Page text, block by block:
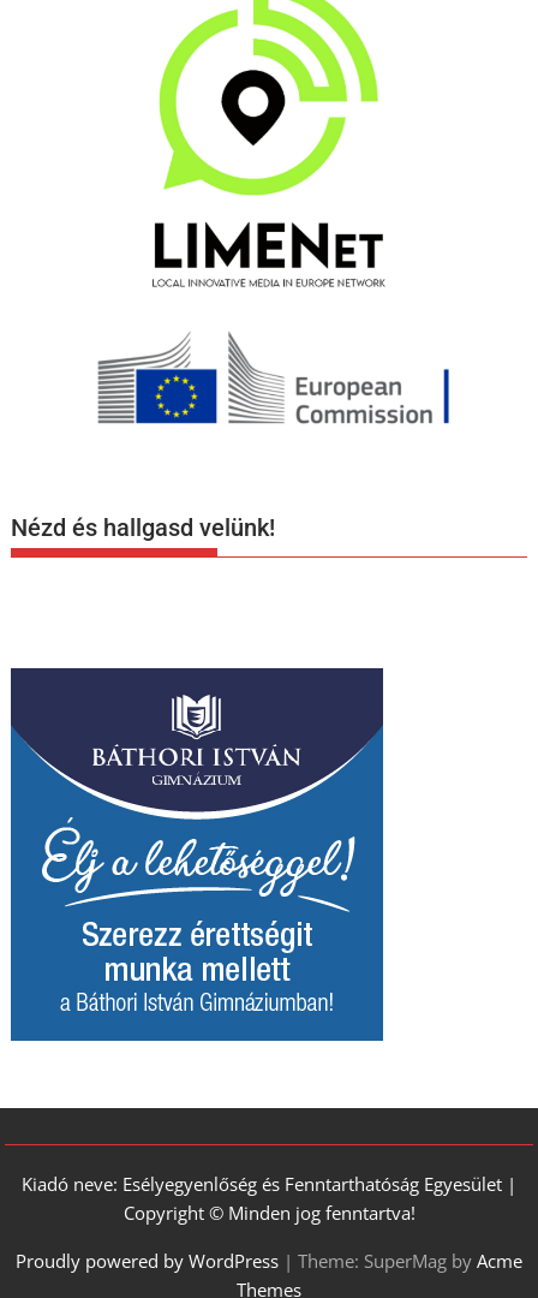
Nézd és hallgasd velünk!
Kiadó neve: Esélyegyenlőség és Fenntarthatóság Egyesület |
Copyright © Minden jog fenntartva!
Proudly powered by WordPress | Theme: SuperMag by Acme
Themes